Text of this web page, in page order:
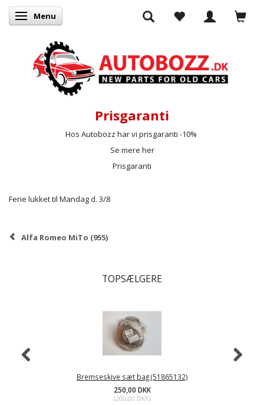
Skifte navigation
Menu
Prisgaranti
Hos Autobozz har vi prisgaranti -10%
Se mere her
Prisgaranti
Ferie lukket til Mandag d. 3/8
Alfa Romeo MiTo (955)
TOPSÆLGERE
Bremseskive sæt bag (51865132)
250,00 DKK
(200,00 DKK)